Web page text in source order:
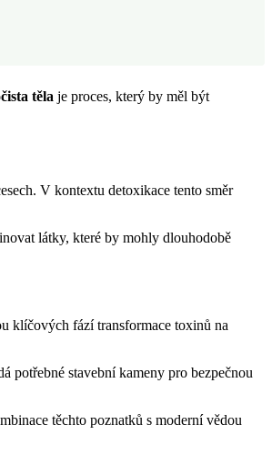
těla je proces, který by měl být
V kontextu detoxikace tento směr
látky, které by mohly dlouhodobě
klíčových fází transformace toxinů na
potřebné stavební kameny pro bezpečnou
těchto poznatků s moderní vědou